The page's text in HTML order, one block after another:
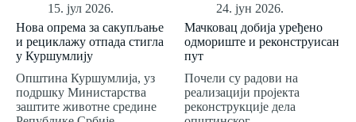
15. јул 2026.
Нова опрема за сакупљање
и рециклажу отпада стигла
у Куршумлију
Општина Куршумлија, уз
подршку Министарства
заштите животне средине
24. јун 2026.
Мачковац добија уређено
одмориште и реконструисан
пут
Почели су радови на
реализацији пројекта
реконструкције дела